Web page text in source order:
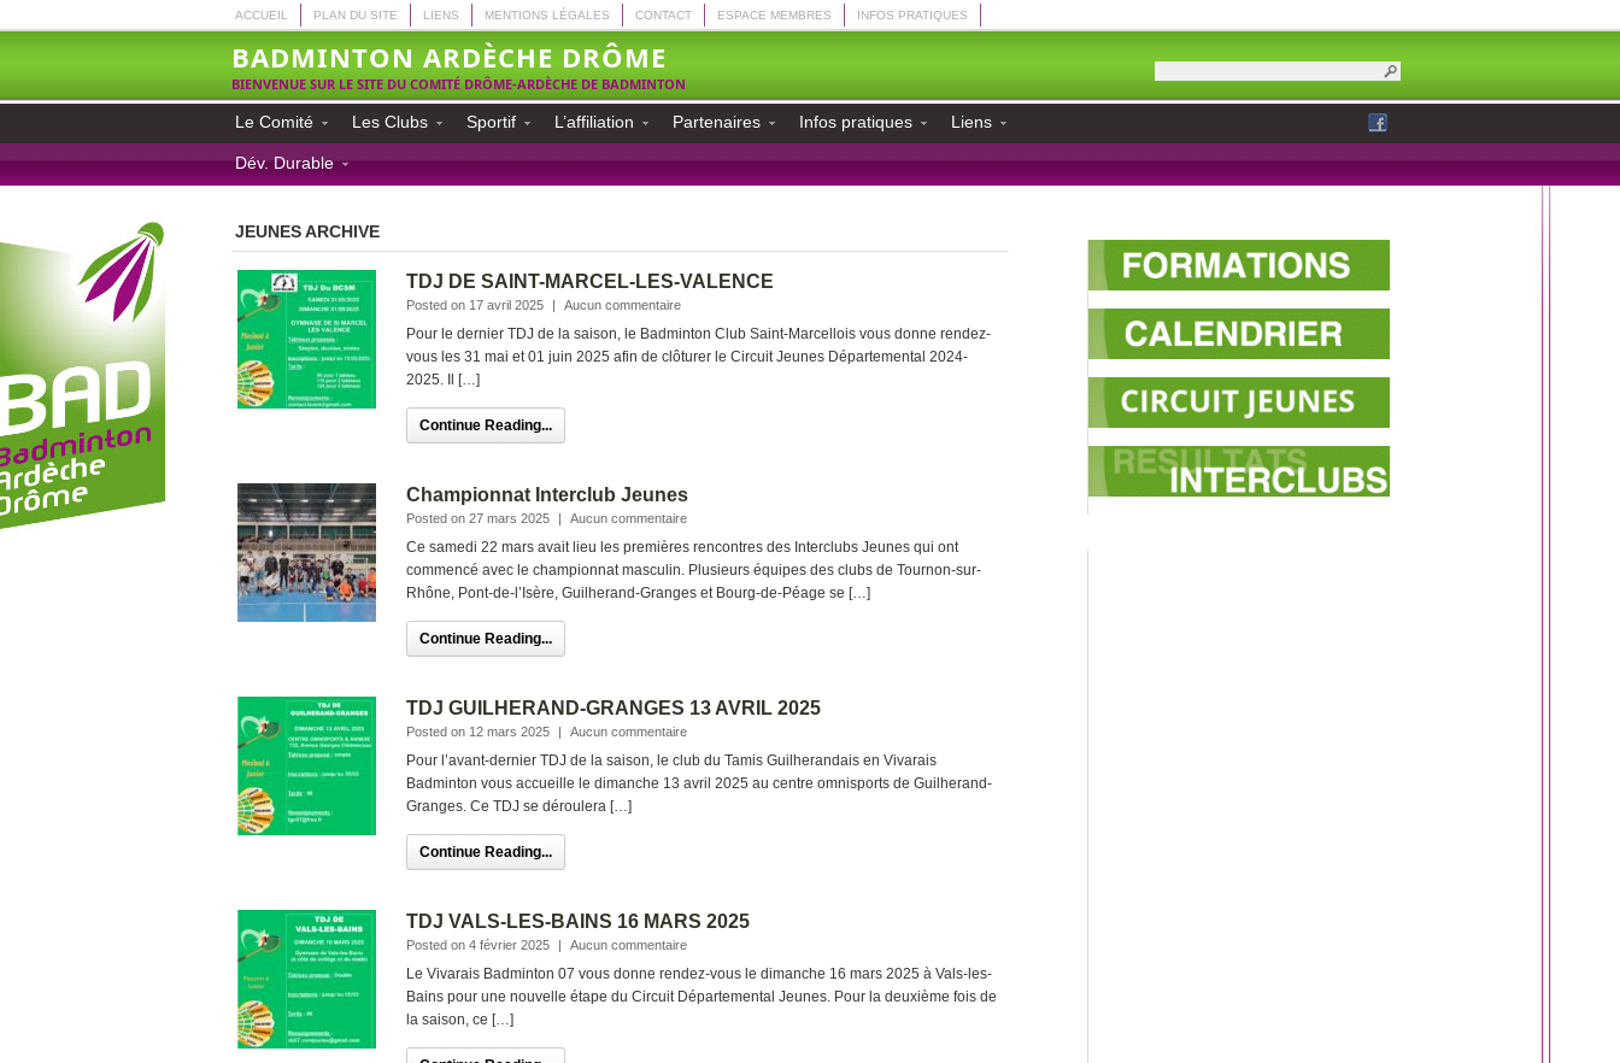
ACCUEIL PLAN DU SITE LIENS MENTIONS LÉGALES CONTACT ESPACE MEMBRES INFOS PRATIQUES
BADMINTON ARDÈCHE DRÔME
BIENVENUE SUR LE SITE DU COMITÉ DRÔME-ARDÈCHE DE BADMINTON
Le Comité Les Clubs Sportif L’affiliation Partenaires Infos pratiques Liens
Dév. Durable
JEUNES ARCHIVE
TDJ DE SAINT-MARCEL-LES-VALENCE
Posted on 17 avril 2025 | Aucun commentaire
Pour le dernier TDJ de la saison, le Badminton Club Saint-Marcellois vous donne rendez-
vous les 31 mai et 01 juin 2025 afin de clôturer le Circuit Jeunes Départemental 2024-
2025. Il […]
Continue Reading...
Championnat Interclub Jeunes
Posted on 27 mars 2025 | Aucun commentaire
Ce samedi 22 mars avait lieu les premières rencontres des Interclubs Jeunes qui ont
commencé avec le championnat masculin. Plusieurs équipes des clubs de Tournon-sur-
Rhône, Pont-de-l’Isère, Guilherand-Granges et Bourg-de-Péage se […]
Continue Reading...
TDJ GUILHERAND-GRANGES 13 AVRIL 2025
Posted on 12 mars 2025 | Aucun commentaire
Pour l’avant-dernier TDJ de la saison, le club du Tamis Guilherandais en Vivarais
Badminton vous accueille le dimanche 13 avril 2025 au centre omnisports de Guilherand-
Granges. Ce TDJ se déroulera […]
Continue Reading...
TDJ VALS-LES-BAINS 16 MARS 2025
Posted on 4 février 2025 | Aucun commentaire
Le Vivarais Badminton 07 vous donne rendez-vous le dimanche 16 mars 2025 à Vals-les-
Bains pour une nouvelle étape du Circuit Départemental Jeunes. Pour la deuxième fois de
la saison, ce […]